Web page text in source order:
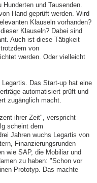
und Tausenden.
Hand geprüft werden. Wird
Klauseln vorhanden?
Klauseln? Dabei sind
Auch ist diese Tätigkeit
von
werden. Oder vielleicht
Das Start-up hat eine
automatisiert prüft und
zugänglich macht.
ihrer Zeit", verspricht
scheint dem
Jahren wuchs Legartis von
Finanzierungsrunden
wie SAP, die Mobiliar und
zu haben: "Schon vor
Prototyp. Das machte